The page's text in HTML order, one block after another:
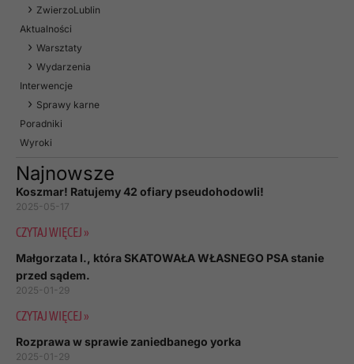
ZwierzoLublin
Aktualności
Warsztaty
Wydarzenia
Interwencje
Sprawy karne
Poradniki
Wyroki
Najnowsze
Koszmar! Ratujemy 42 ofiary pseudohodowli!
2025-05-17
CZYTAJ WIĘCEJ »
Małgorzata I., która SKATOWAŁA WŁASNEGO PSA stanie
przed sądem.
2025-01-29
CZYTAJ WIĘCEJ »
Rozprawa w sprawie zaniedbanego yorka
2025-01-29